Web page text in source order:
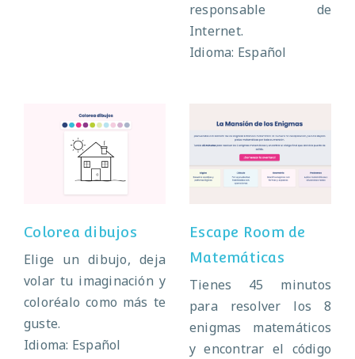
responsable de
Internet.
Idioma: Español
Colorea dibujos
Colorea dibujos
Elige un dibujo, deja
volar tu imaginación y
coloréalo como más te
guste.
Idioma: Español
Escape Room de
Matemáticas
Escape Room de
Matemáticas
Tienes 45 minutos
para resolver los 8
enigmas matemáticos
y encontrar el código